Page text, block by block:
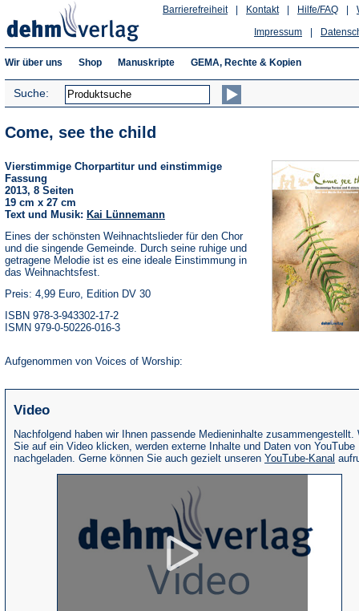
Hilfe/FAQ
Kontakt
Barrierefreiheit
Impressum
Wir über uns Shop Manuskripte GEMA, Rechte & Kopien
Suche:
Come, see the child
Vierstimmige Chorpartitur und einstimmige
Fassung
2013, 8 Seiten
19 cm x 27 cm
Text und Musik: Kai Lünnemann
Eines der schönsten Weihnachtslieder für den Chor
und die singende Gemeinde. Durch seine ruhige und
getragene Melodie ist es eine ideale Einstimmung in
das Weihnachtsfest.
Preis: 4,99 Euro, Edition DV 30
ISBN 978-3-943302-17-2
ISMN 979-0-50226-016-3
Aufgenommen von Voices of Worship:
Video
Nachfolgend haben wir Ihnen passende Medieninhalte zusammengestellt.
Sie auf ein Video klicken, werden externe Inhalte und Daten von YouTube
nachgeladen. Gerne können Sie auch gezielt unseren YouTube-Kanal